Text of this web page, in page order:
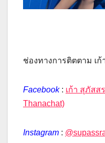
ช่องทางการติตตาม เก้
Facebook: เก้า สุภัสส
Thanachat)
Instagram :